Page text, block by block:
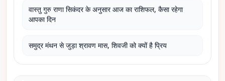
वास्तु गुरु राणा सिकंदर के अनुसार आज का राशिफल, कैसा रहेगा
आपका दिन
समुद्र मंथन से जुड़ा श्रावण मास, शिवजी को क्यों है प्रिय